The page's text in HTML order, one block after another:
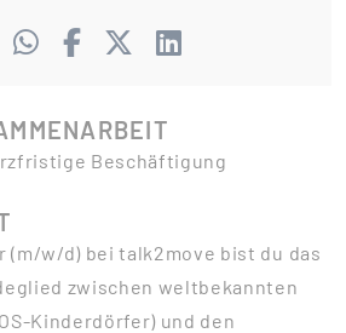
Beschäftigung
(m/w/d) bei talk2move bist du das
zwischen weltbekannten
Kinderdörfer) und den